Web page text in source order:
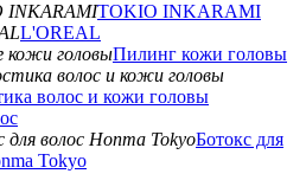
TOKIO INKARAMI
L'OREAL
Пилинг кожи головы
волос и кожи головы
Ботокс для
Tokyo